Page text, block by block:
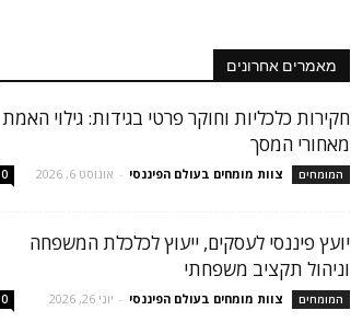
מאמרים אחרונים
חקירות כלכליות וחוקר פרטי בגידות: גילוי האמת
מאחורי המסך
המומחים צוות מומחים בעולם הפיננסי - אוגוסט 6, 2026 0
יועץ פיננסי לעסקים, ייעוץ לכלכלת המשפחה
וניהול תקציב משפחתי
המומחים צוות מומחים בעולם הפיננסי - יוני 26, 2026 0